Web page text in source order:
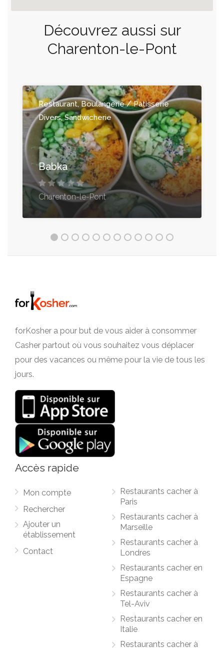
Découvrez aussi sur
Charenton-le-Pont
Restaurant, Boulangerie / Patisserie
Divers, Sandwicherie
Babka
Charenton-le-Pont
forKosher a pour but de vous aider à consommer
Casher partout où vous souhaitez vous déplacer
pour des vacances ou même pour la vie de tous les
jours.
Accès rapide
Mon compte
Rechercher
Ajouter un
établissement
Contact
Restaurants cacher à
Paris
Restaurants cacher à
Marseille
Restaurants cacher à
Londres
Restaurants cacher en
Espagne
Restaurants cacher à
Tel-Aviv
Restaurants cacher en
Italie
Restaurants cacher à